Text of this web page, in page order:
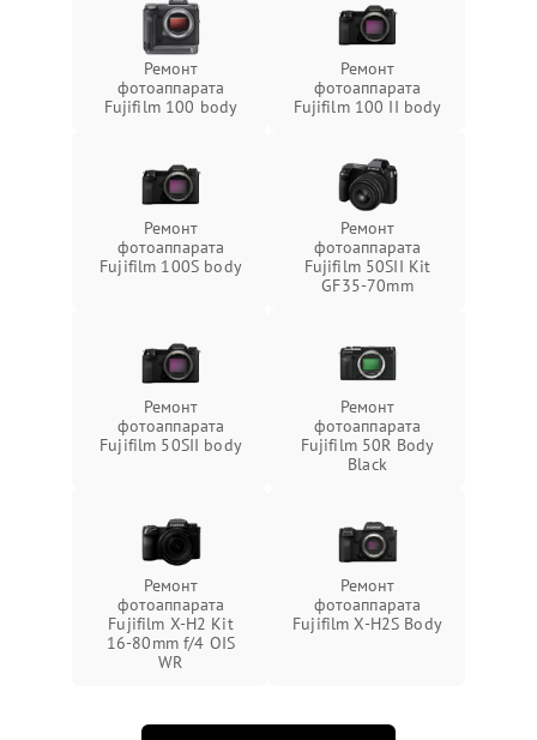
Ремонт
фотоаппарата
Fujifilm 100 body
Ремонт
фотоаппарата
Fujifilm 100 II body
Ремонт
фотоаппарата
Fujifilm 100S body
Ремонт
фотоаппарата
Fujifilm 50SII Kit
GF35-70mm
Ремонт
фотоаппарата
Fujifilm 50SII body
Ремонт
фотоаппарата
Fujifilm 50R Body
Black
Ремонт
фотоаппарата
Fujifilm X-H2 Kit
16-80mm f/4 OIS
WR
Ремонт
фотоаппарата
Fujifilm X-H2S Body